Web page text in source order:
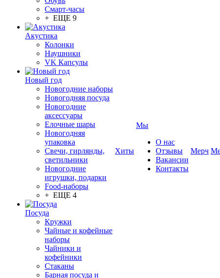
Смарт-часы
+ ЕЩЕ 9
Акустика
Колонки
Наушники
VK Капсулы
Новый год
Новогодние наборы
Новогодняя посуда
Новогодние
аксессуары
Елочные шары
Новогодняя
упаковка
Свечи, гирлянды,
светильники
Новогодние
игрушки, подарки
Food-наборы
+ ЕЩЕ 4
Посуда
Кружки
Чайные и кофейные
наборы
Чайники и
кофейники
Стаканы
Барная посуда и
Хиты
Мы
О нас
Отзывы
Вакансии
Контакты
Мерч